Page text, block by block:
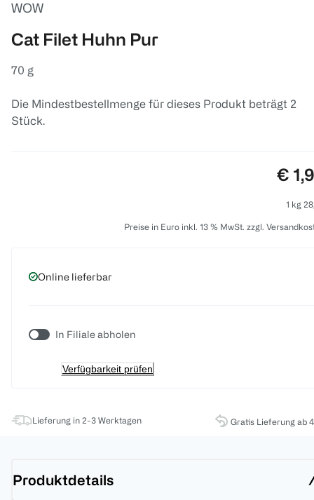
WOW
Cat Filet Huhn Pur
70 g
Die Mindestbestellmenge für dieses Produkt beträgt 2
Stück.
€
1 kg
Preise in Euro inkl. 13 % MwSt. zzgl.
Online lieferbar
In Filiale abholen
Verfügbarkeit prüfen
Lieferung in 2-3 Werktagen Gratis Lieferung ab
Produktdetails